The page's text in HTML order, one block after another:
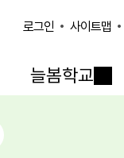
로그인 사이트맵
늘봄학교